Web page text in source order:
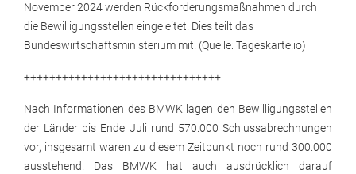
November 2024 werden Rückforderungsmaßnahmen durch
die Bewilligungsstellen eingeleitet. Dies teilt das
Bundeswirtschaftsministerium mit. (Quelle: Tageskarte.io)
+++++++++++++++++++++++++++++++
Nach Informationen des BMWK lagen den Bewilligungsstellen
der Länder bis Ende Juli rund 570.000 Schlussabrechnungen
vor, insgesamt waren zu diesem Zeitpunkt noch rund 300.000
ausstehend. Das BMWK hat auch ausdrücklich darauf